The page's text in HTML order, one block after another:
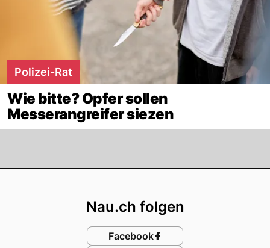
Polizei-Rat
Wie bitte? Opfer sollen
Messerangreifer siezen
Nau.ch folgen
Facebook